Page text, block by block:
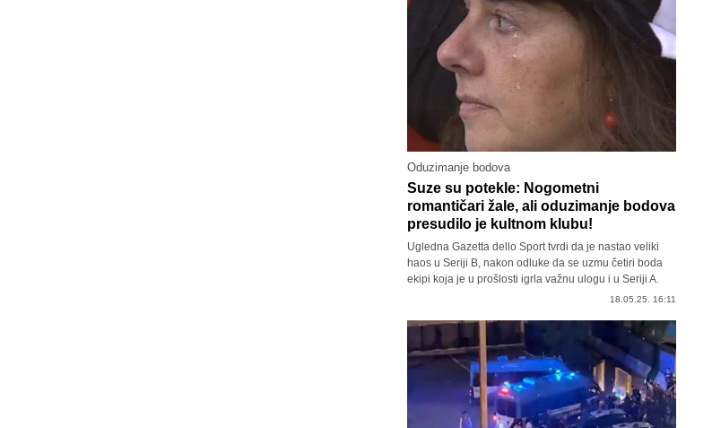
Oduzimanje bodova
Suze su potekle: Nogometni
romantičari žale, ali oduzimanje bodova
presudilo je kultnom klubu!
Ugledna Gazetta dello Sport tvrdi da je nastao veliki
haos u Seriji B, nakon odluke da se uzmu četiri boda
ekipi koja je u prošlosti igrla važnu ulogu i u Seriji A.
18.05.25. 16:11